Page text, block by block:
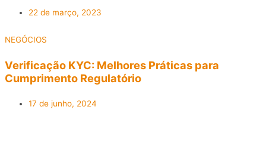
22 de março, 2023
NEGÓCIOS
Verificação KYC: Melhores Práticas para
Cumprimento Regulatório
17 de junho, 2024